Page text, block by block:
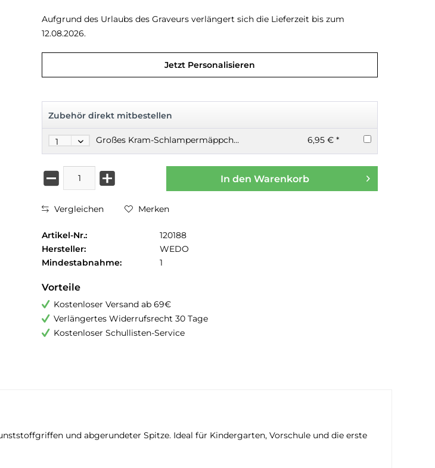
Aufgrund des Urlaubs des Graveurs verlängert sich die Lieferzeit bis zum
12.08.2026.
Jetzt Personalisieren
Zubehör direkt mitbestellen
Großes Kram-Schlampermäppchen transparent 6,95 € *
In den Warenkorb
Vergleichen Merken
Artikel-Nr.:
120188
Hersteller:
WEDO
Mindestabnahme:
1
Vorteile
Kostenloser Versand ab 69€
Verlängertes Widerrufsrecht 30 Tage
Kostenloser Schullisten-Service
und abgerundeter Spitze. Ideal für Kindergarten, Vorschule und die erste